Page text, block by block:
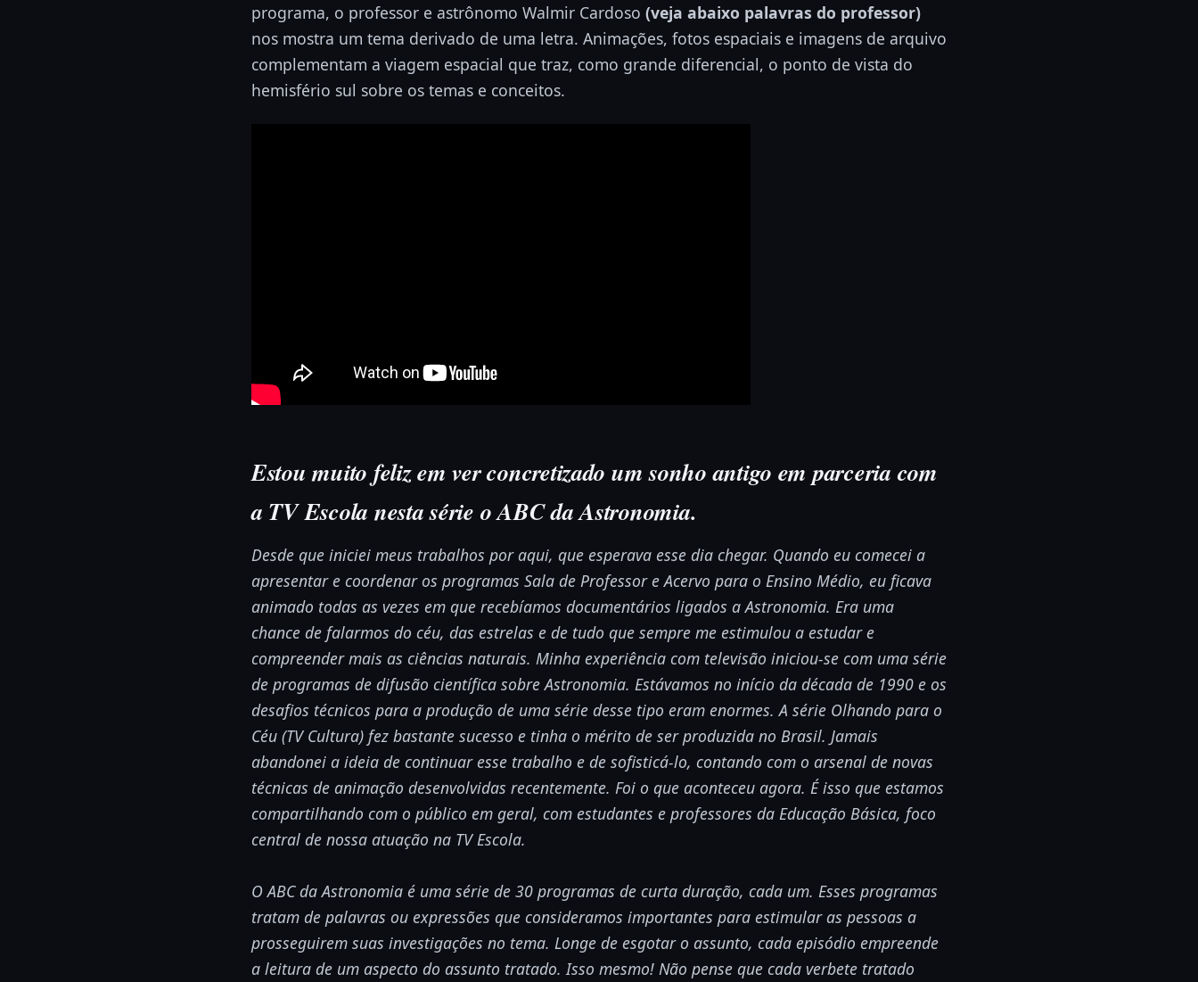
programa, o professor e astrônomo Walmir Cardoso (veja abaixo palavras do professor)
nos mostra um tema derivado de uma letra. Animações, fotos espaciais e imagens de arquivo
complementam a viagem espacial que traz, como grande diferencial, o ponto de vista do
hemisfério sul sobre os temas e conceitos.
Estou muito feliz em ver concretizado um sonho antigo em parceria com
a TV Escola nesta série o ABC da Astronomia.
Desde que iniciei meus trabalhos por aqui, que esperava esse dia chegar. Quando eu comecei a
apresentar e coordenar os programas Sala de Professor e Acervo para o Ensino Médio, eu ficava
animado todas as vezes em que recebíamos documentários ligados a Astronomia. Era uma
chance de falarmos do céu, das estrelas e de tudo que sempre me estimulou a estudar e
compreender mais as ciências naturais. Minha experiência com televisão iniciou-se com uma série
de programas de difusão científica sobre Astronomia. Estávamos no início da década de 1990 e os
desafios técnicos para a produção de uma série desse tipo eram enormes. A série Olhando para o
Céu (TV Cultura) fez bastante sucesso e tinha o mérito de ser produzida no Brasil. Jamais
abandonei a ideia de continuar esse trabalho e de sofisticá-lo, contando com o arsenal de novas
técnicas de animação desenvolvidas recentemente. Foi o que aconteceu agora. É isso que estamos
compartilhando com o público em geral, com estudantes e professores da Educação Básica, foco
central de nossa atuação na TV Escola.
O ABC da Astronomia é uma série de 30 programas de curta duração, cada um. Esses programas
tratam de palavras ou expressões que consideramos importantes para estimular as pessoas a
prosseguirem suas investigações no tema. Longe de esgotar o assunto, cada episódio empreende
a leitura de um aspecto do assunto tratado. Isso mesmo! Não pense que cada verbete tratado